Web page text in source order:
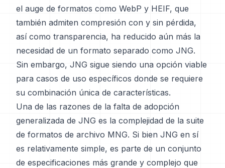
el auge de formatos como WebP y HEIF, que
también admiten compresión con y sin pérdida,
así como transparencia, ha reducido aún más la
necesidad de un formato separado como JNG.
Sin embargo, JNG sigue siendo una opción viable
para casos de uso específicos donde se requiere
su combinación única de características.
Una de las razones de la falta de adopción
generalizada de JNG es la complejidad de la suite
de formatos de archivo MNG. Si bien JNG en sí
es relativamente simple, es parte de un conjunto
de especificaciones más grande y complejo que